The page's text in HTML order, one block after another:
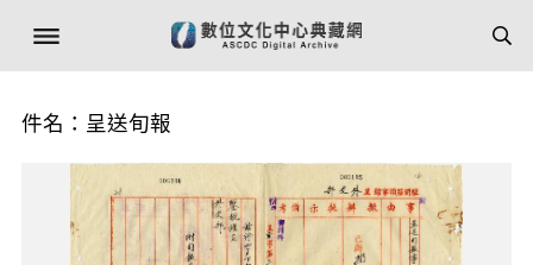
件名：呈送旬報